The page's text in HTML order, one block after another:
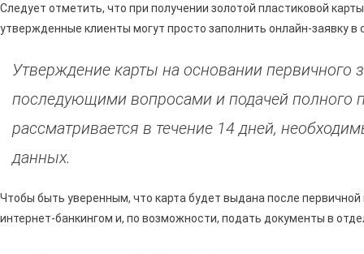
Следует отметить, что при получении золотой пластиковой
утвержденные клиенты могут просто заполнить онлайн-заявку
Утверждение карты на основании первичного
последующими вопросами и подачей полного
рассматривается в течение 14 дней,
данных.
Чтобы быть уверенным, что карта будет выдана после
интернет-банкингом и, по возможности, подать документы в